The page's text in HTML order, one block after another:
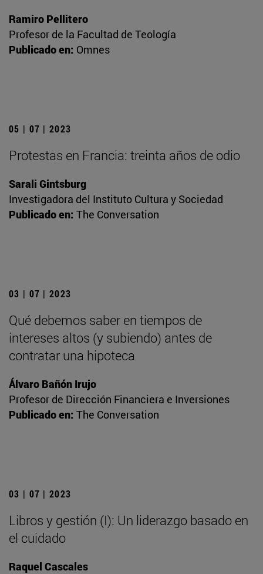
Ramiro Pellitero
Profesor de la Facultad de Teología
Publicado en: Omnes
05 | 07 | 2023
Protestas en Francia: treinta años de odio
Sarali Gintsburg
Investigadora del Instituto Cultura y Sociedad
Publicado en: The Conversation
03 | 07 | 2023
Qué debemos saber en tiempos de
intereses altos (y subiendo) antes de
contratar una hipoteca
Álvaro Bañón Irujo
Profesor de Dirección Financiera e Inversiones
Publicado en: The Conversation
03 | 07 | 2023
Libros y gestión (I): Un liderazgo basado en
el cuidado
Raquel Cascales